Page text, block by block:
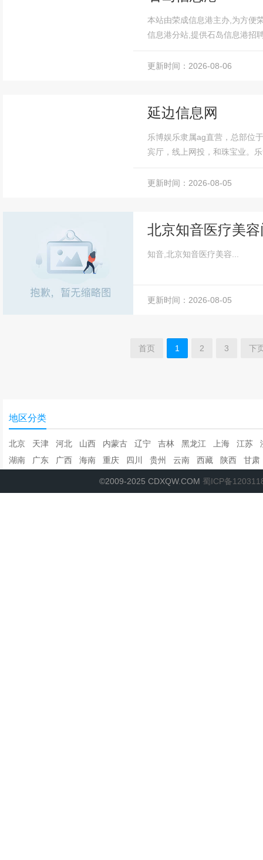
本站由荣成信息港主办,为方便
信息港分站,提供石岛信息港招
更新时间：2026-08-06
延边信息网
乐博娱乐隶属ag直营，总部位
宾厅，线上网投，和珠宝业。
更新时间：2026-08-05
北京知音医疗美
知音,北京知音医疗美容...
更新时间：2026-08-05
首页 1 2 3 下
地区分类
北京 天津 河北 山西 内蒙古 辽宁 吉林 黑龙江 上海 江苏
湖南
广东 广西 海南 重庆 四川 贵州 云南 西藏 陕西 甘肃
©2009-2025 CDXQW.COM 蜀ICP备